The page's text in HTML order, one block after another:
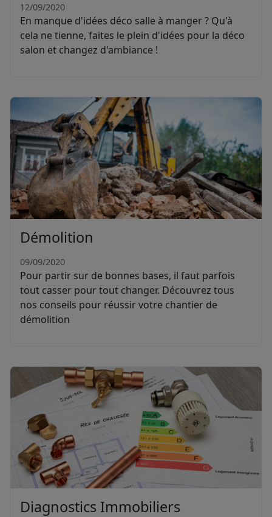
12/09/2020
En manque d'idées déco salle à manger ? Qu'à
cela ne tienne, faites le plein d'idées pour la déco
salon et changez d'ambiance !
Démolition
09/09/2020
Pour partir sur de bonnes bases, il faut parfois
tout casser pour tout changer. Découvrez tous
nos conseils pour réussir votre chantier de
démolition
Diagnostics Immobiliers